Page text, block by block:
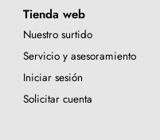
Tienda web
Nuestro surtido
Servicio y asesoramiento
Iniciar sesión
Solicitar cuenta